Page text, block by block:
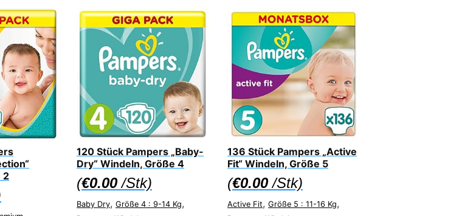
2
120 Stück Pampers „Baby-
Dry“ Windeln, Größe 4
(€0.00 /Stk)
Baby Dry, Größe 4 : 9-14 Kg,
136 Stück Pampers „Active
Fit“ Windeln, Größe 5
(€0.00 /Stk)
Active Fit, Größe 5 : 11-16 Kg,